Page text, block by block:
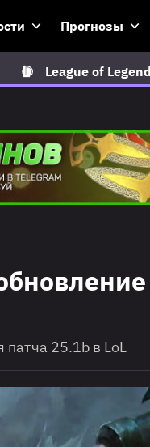
Прогнозы
League of
25.1b в LoL